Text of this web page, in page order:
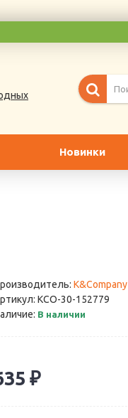
Новинки
K&Company
KCO-30-152779
В наличии
₽